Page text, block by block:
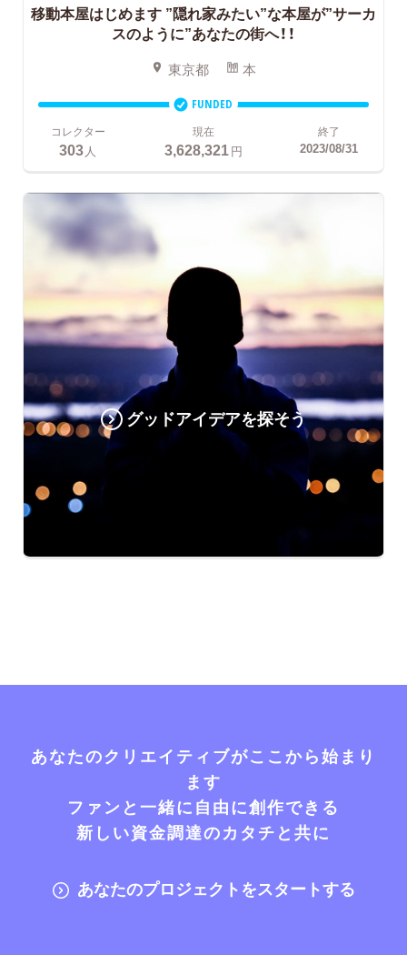
移動本屋はじめます ”隠れ家みたい”な本屋が”サーカ
スのように”あなたの街へ！！
東京都 本
FUNDED
コレクター
303 人
現在
3,628,321円
終了
2023/08/31
グッドアイデアを探そう
あなたのクリエイティブがここから始まり
ます
ファンと一緒に自由に創作できる
新しい資金調達のカタチと共に
あなたのプロジェクトをスタートする